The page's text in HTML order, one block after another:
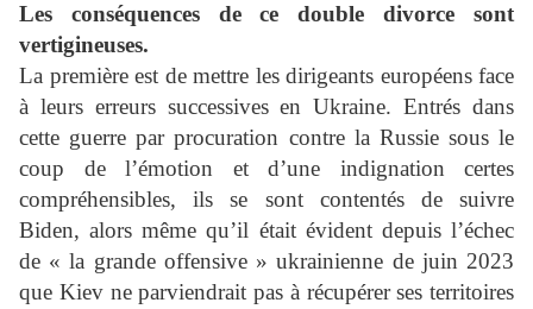
Les conséquences de ce double divorce sont
vertigineuses.
La première est de mettre les dirigeants européens face
à leurs erreurs successives en Ukraine. Entrés dans
cette guerre par procuration contre la Russie sous le
coup de l’émotion et d’une indignation certes
compréhensibles, ils se sont contentés de suivre
Biden, alors même qu’il était évident depuis l’échec
de « la grande offensive » ukrainienne de juin 2023
que Kiev ne parviendrait pas à récupérer ses territoires